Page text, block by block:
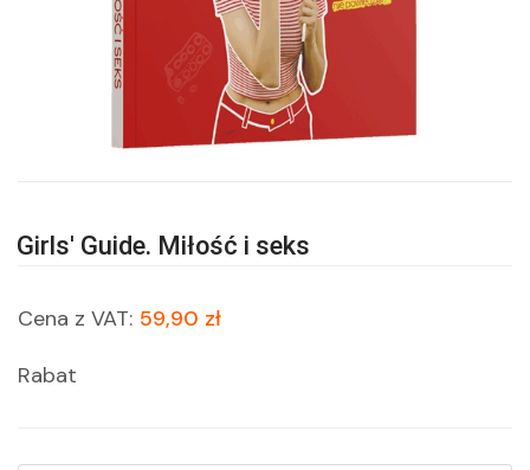
Girls' Guide. Miłość i seks
Cena z VAT: 59,90 zł
Rabat